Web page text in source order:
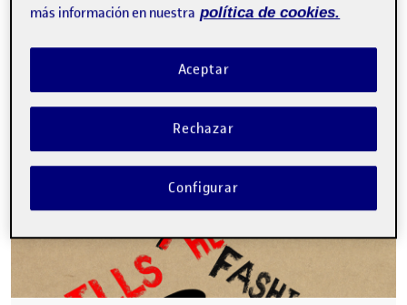
PRÁCTICA: EL DIBUJO EXPANDIDO
Publicado por
Conchita de Blas Ricart
Fecha de publicación17 enero, 2022 3:12 pm
-3 comentarios
más información en nuestra política de cookies.
Rechazar
Aceptar
Configurar